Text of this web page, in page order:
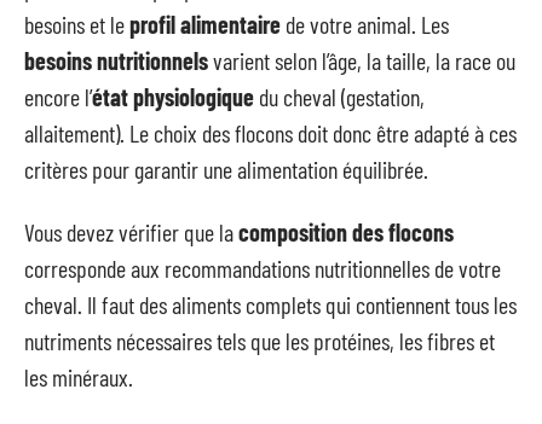
besoins et leprofil alimentaire de votre animal. Les
besoins nutritionnelsvarient selon l’âge, la taille, la race ou
encore l’état physiologique du cheval (gestation,
allaitement). Le choix des flocons doit donc être adapté à ces
critères pour garantir une alimentation équilibrée.
Vous devez vérifier que lacomposition des flocons
corresponde aux recommandations nutritionnelles de votre
cheval. Il faut des aliments complets qui contiennent tous les
nutriments nécessaires tels que les protéines, les fibres et
les minéraux.